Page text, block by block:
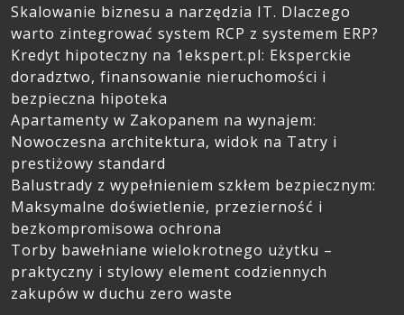
Skalowanie biznesu a narzędzia IT. Dlaczego
warto zintegrować system RCP z systemem ERP?
Kredyt hipoteczny na 1ekspert.pl: Eksperckie
doradztwo, finansowanie nieruchomości i
bezpieczna hipoteka
Apartamenty w Zakopanem na wynajem:
Nowoczesna architektura, widok na Tatry i
prestiżowy standard
Balustrady z wypełnieniem szkłem bezpiecznym:
Maksymalne doświetlenie, przezierność i
bezkompromisowa ochrona
Torby bawełniane wielokrotnego użytku –
praktyczny i stylowy element codziennych
zakupów w duchu zero waste